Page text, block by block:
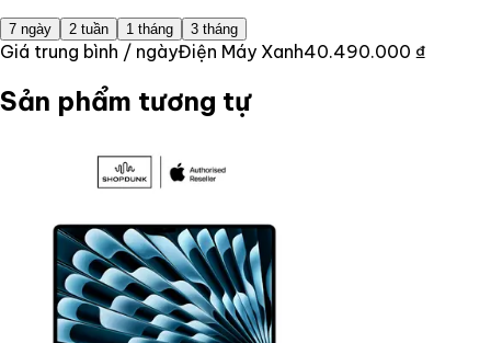
7 ngày 2 tuần 1 tháng 3 tháng
Giá trung bình / ngàyĐiện Máy Xanh40.490.000 ₫
Sản phẩm tương tự